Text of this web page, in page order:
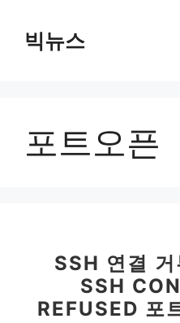
빅뉴스
포트오픈
SSH 연결 거
SSH
REFUSED 포